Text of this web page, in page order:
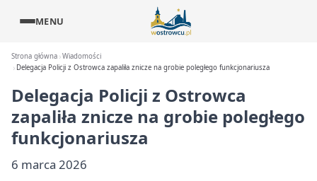
MENU
Strona główna Wiadomości
Delegacja Policji z Ostrowca zapaliła znicze na grobie poległego funkcjonariusza
Delegacja Policji z Ostrowca
zapaliła znicze na grobie poległego
funkcjonariusza
6 marca 2026